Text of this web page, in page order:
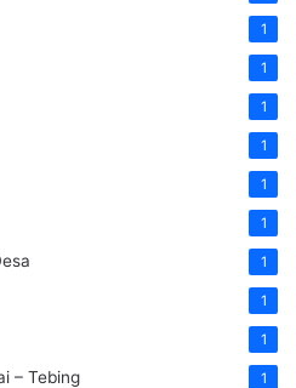
1
1
1
1
1
1
1
1
1
– Tebing 1